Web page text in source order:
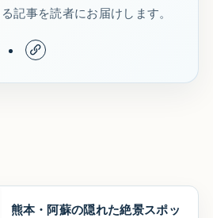
記事を読者にお届けします。
熊本・阿蘇の隠れた絶景スポッ